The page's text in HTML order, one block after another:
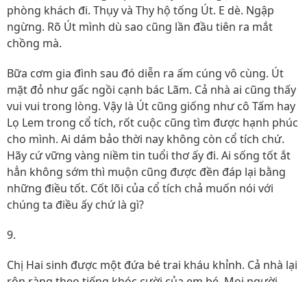
phòng khách đi. Thụy và Thy hộ tống Út. E dè. Ngập
ngừng. Rõ Út mình dù sao cũng lần đầu tiên ra mắt
chồng mà.
Bữa cơm gia đình sau đó diễn ra ấm cúng vô cùng. Út
mặt đỏ như gấc ngồi cạnh bác Lãm. Cả nhà ai cũng thấy
vui vui trong lòng. Vậy là Út cũng giống như cô Tấm hay
Lọ Lem trong cổ tích, rốt cuộc cũng tìm được hạnh phúc
cho mình. Ai dám bảo thời nay không còn cổ tích chứ.
Hãy cứ vững vàng niềm tin tuổi thơ ấy đi. Ai sống tốt ắt
hẳn không sớm thì muộn cũng được đền đáp lại bằng
những điều tốt. Cốt lõi của cổ tích chả muốn nói với
chúng ta điều ấy chứ là gì?
9.
Chị Hai sinh được một đứa bé trai kháu khỉnh. Cả nhà lại